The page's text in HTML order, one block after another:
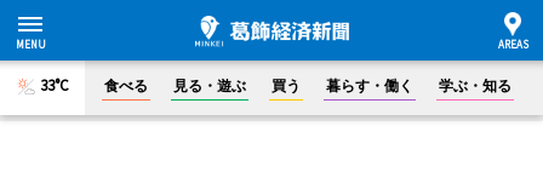
33°C 食べる 見る・遊ぶ 買う 暮らす・働く 学ぶ・知る